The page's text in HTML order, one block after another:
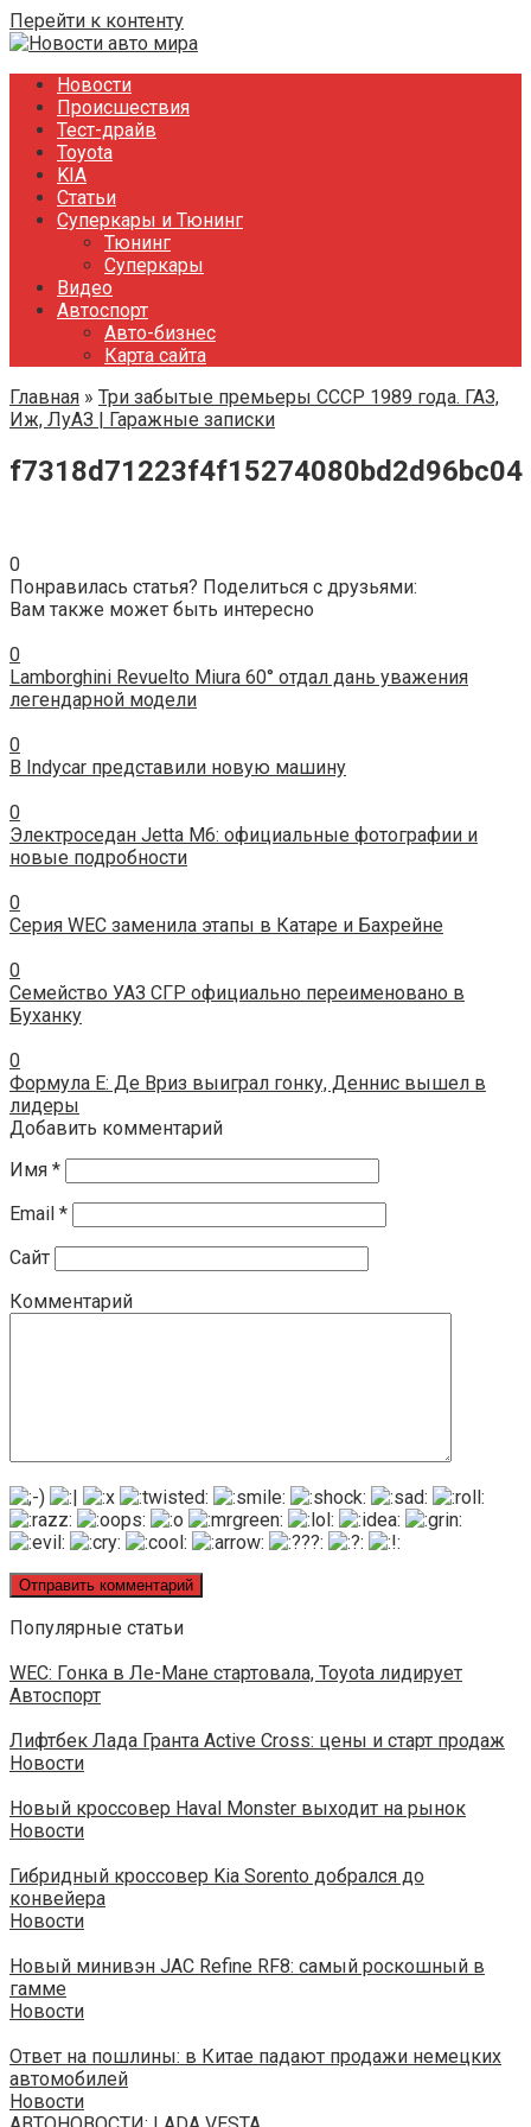
Перейти к контенту
Новости
Происшествия
Тест-драйв
Toyota
KIA
Статьи
Суперкары и Тюнинг
Тюнинг
Суперкары
Видео
Автоспорт
Авто-бизнес
Карта сайта
Главная » Три забытые премьеры СССР 1989 года. ГАЗ,
Иж, ЛуАЗ | Гаражные записки
f7318d71223f4f15274080bd2d96bc04
0
Понравилась статья? Поделиться с друзьями:
Вам также может быть интересно
0
Lamborghini Revuelto Miura 60° отдал дань уважения
легендарной модели
0
В Indycar представили новую машину
0
Электроседан Jetta M6: официальные фотографии и
новые подробности
0
Серия WEC заменила этапы в Катаре и Бахрейне
0
Семейство УАЗ СГР официально переименовано в
Буханку
0
Формула E: Де Вриз выиграл гонку, Деннис вышел в
лидеры
Добавить комментарий
Имя *
Email *
Сайт
Комментарий
Популярные статьи
WEC: Гонка в Ле-Мане стартовала, Toyota лидирует
Автоспорт
Лифтбек Лада Гранта Active Cross: цены и старт продаж
Новости
Новый кроссовер Haval Monster выходит на рынок
Новости
Гибридный кроссовер Kia Sorento добрался до
конвейера
Новости
Новый минивэн JAC Refine RF8: самый роскошный в
гамме
Новости
Ответ на пошлины: в Китае падают продажи немецких
автомобилей
Новости